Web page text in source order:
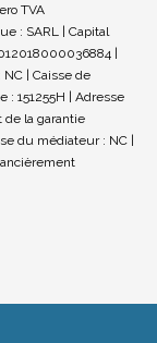
TVA
: SARL | Capital
|
| Caisse de
: 151255H | Adresse
de la garantie
du médiateur : NC |